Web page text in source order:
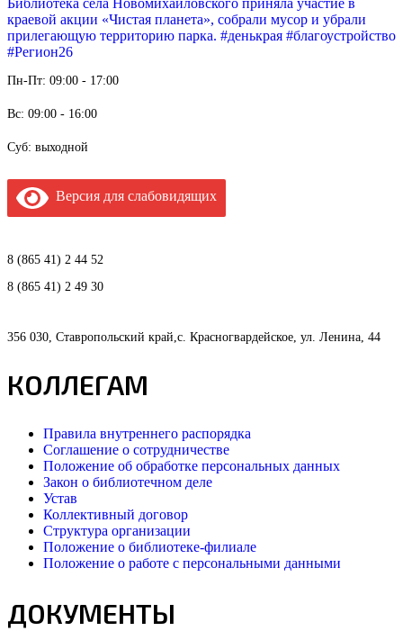
краевой акции «Чистая планета», собрали мусор и убрали
прилегающую территорию парка. #денькрая #благоустройство
#Регион26
Пн-Пт: 09:00 - 17:00
Вс: 09:00 - 16:00
Суб: выходной
Версия для слабовидящих
8 (865 41) 2 44 52
8 (865 41) 2 49 30
356 030, Ставропольский край,с. Красногвардейское, ул. Ленина, 44
КОЛЛЕГАМ
Правила внутреннего распорядка
Соглашение о сотрудничестве
Положение об обработке персональных данных
Закон о библиотечном деле
Устав
Коллективный договор
Структура организации
Положение о библиотеке-филиале
Положение о работе с персональными данными
ДОКУМЕНТЫ